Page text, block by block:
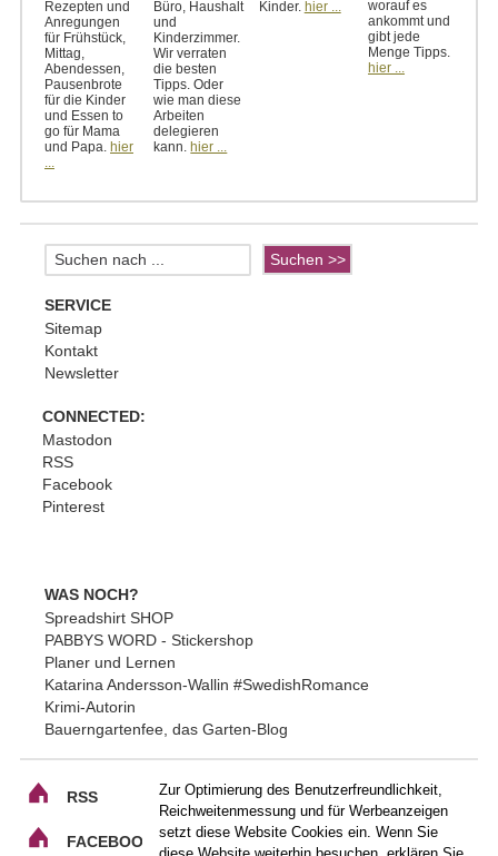
Zur Optimierung des Benutzerfreundlichkeit,
Reichweitenmessung und für Werbeanzeigen
setzt diese Website Cookies ein. Wenn Sie
Rezepten und
Anregungen
für Frühstück,
Mittag,
Abendessen,
Pausenbrote
für die Kinder
und Essen to
go für Mama
und Papa. hier
...
Büro, Haushalt
und
Kinderzimmer.
Wir verraten
die besten
Tipps. Oder
wie man diese
Arbeiten
delegieren
kann. hier ...
Kinder. hier ...
worauf es
ankommt und
gibt jede
Menge Tipps.
hier ...
SERVICE
Sitemap
Kontakt
Newsletter
CONNECTED:
Mastodon
RSS
Facebook
Pinterest
WAS NOCH?
Spreadshirt SHOP
PABBYS WORD - Stickershop
Planer und Lernen
Katarina Andersson-Wallin #SwedishRomance
Krimi-Autorin
Bauerngartenfee, das Garten-Blog
RSS
FACEBOOK